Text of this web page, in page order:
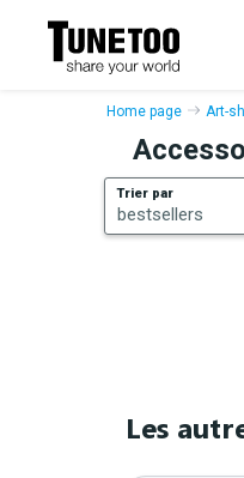
Home page Art-
Trier par
bestsellers
Les